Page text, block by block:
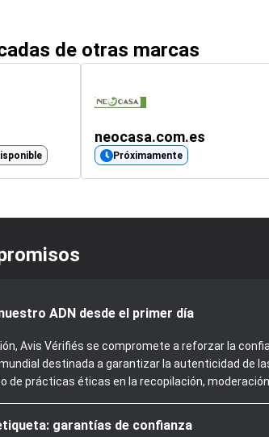
de otras marcas
neocasa.com.es
Próximamente
ADN desde el primer día
Avis Vérifiés se compromete a reforzar la
destinada a garantizar la autenticidad de
de prácticas éticas en la recopilación,
garantías de confianza